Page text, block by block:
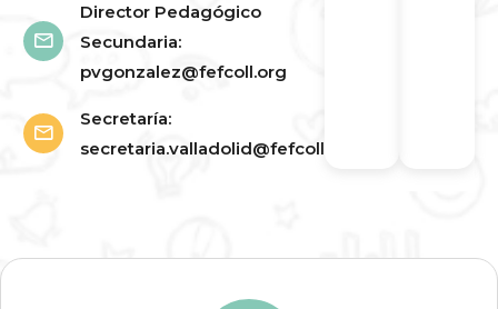
Director Pedagógico
Secundaria:
pvgonzalez@fefcoll.org
Secretaría:
secretaria.valladolid@fefcoll.org